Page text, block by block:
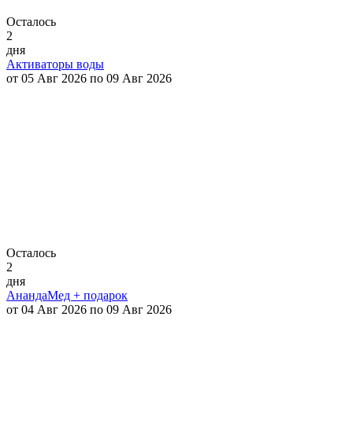
Осталось
2
дня
Активаторы воды
от 05 Авг 2026 по 09 Авг 2026
Осталось
2
дня
АнандаМед + подарок
от 04 Авг 2026 по 09 Авг 2026